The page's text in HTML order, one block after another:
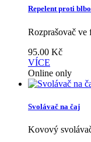
Repelent proti
Rozprašovač ve
95.00 Kč
VÍCE
Online only
Svolávač na čaj
Kovový